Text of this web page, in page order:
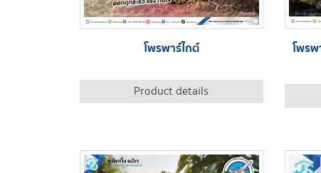
โพรพาร์ไกต์
Product details
โพรพ